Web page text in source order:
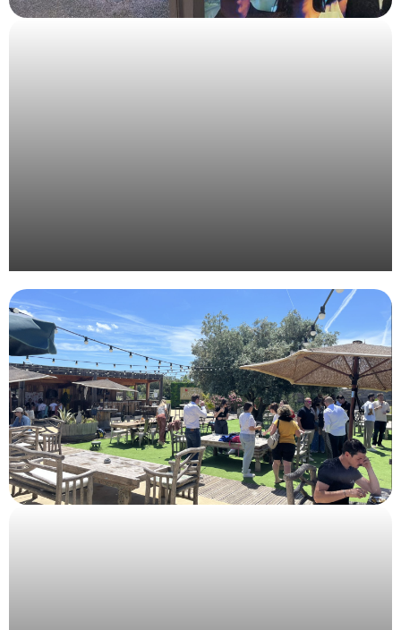
Organisation évènementielle du Grand Prix de
l’Union de la Publicité Extérieure